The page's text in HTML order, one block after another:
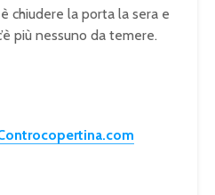
chiudere la porta la sera e
più nessuno da temere.